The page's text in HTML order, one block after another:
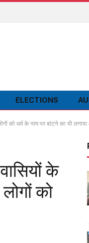
ELECTIONS
को धर्म के नाम पर बांटने का भी
के
को